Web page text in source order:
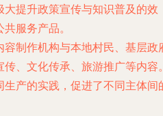
提升政策宣传与知识普及的效
服务产品。
制作机构与本地村民、基层政
、文化传承、旅游推广等内容
产的实践，促进了不同主体间